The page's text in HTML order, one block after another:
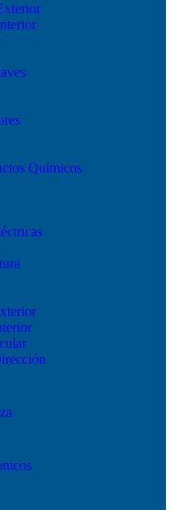
Químicos